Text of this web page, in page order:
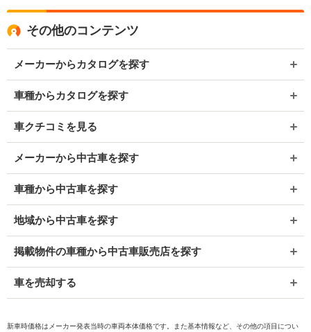
その他のコンテンツ
メーカーからカタログを探す
車種からカタログを探す
車クチコミを見る
メーカーから中古車を探す
車種から中古車を探す
地域から中古車を探す
掲載物件の車種から中古車販売店を探す
車を売却する
新車時価格はメーカー発表当時の車両本体価格です。また基本情報など、その他の項目につい